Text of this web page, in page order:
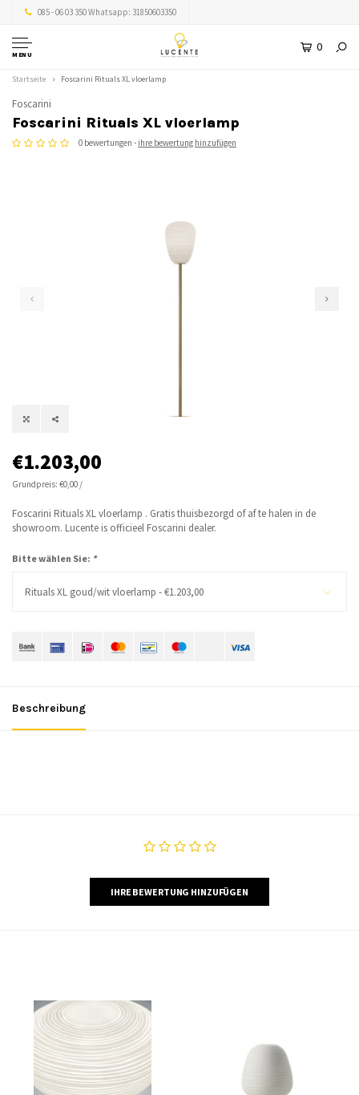
085 - 06 03 350 Whatsapp: 31850603350
MENU
0
Startseite Foscarini Rituals XL vloerlamp
Foscarini
Foscarini Rituals XL vloerlamp
0 bewertungen - ihre bewertung hinzufügen
€1.203,00
Grundpreis: €0,00 /
Foscarini Rituals XL vloerlamp . Gratis thuisbezorgd of af te halen in de
showroom. Lucente is officieel Foscarini dealer.
Bitte wählen Sie: *
Rituals XL goud/wit vloerlamp - €1.203,00
Beschreibung
IHRE BEWERTUNG HINZUFÜGEN